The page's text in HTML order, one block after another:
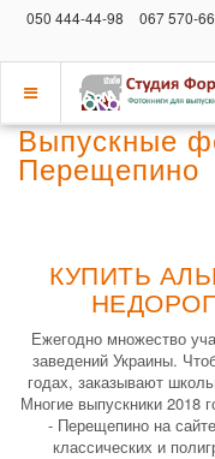
050 444-44-98 067 570-
Показать
меню
Выпускные
Перещепино
КУПИТЬ
Ежегодно множество
заведений Украины.
годах, заказывают
Многие выпускники 2018
- Перещепино на
классических и